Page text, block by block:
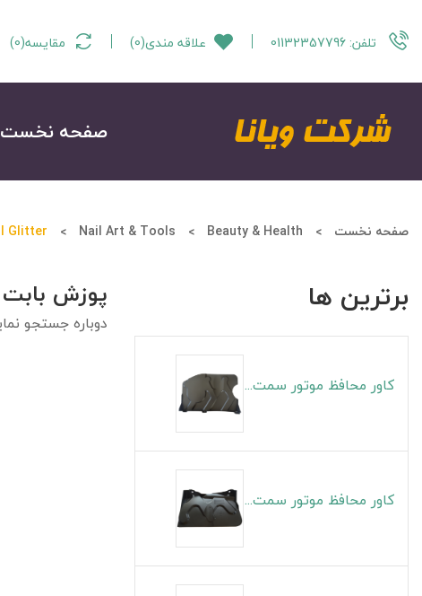
تلفن: علاقه مندی(
0
) مقایسه(
0
)
صفحه نخست
صفحه نخست Beauty & Health
Nail Art & Tools
Glitter
برترین ها
کاور محافظ موتور سمت راست S5
کاور محافظ موتور سمت چپ S5
پوزش
دوباره جستجو